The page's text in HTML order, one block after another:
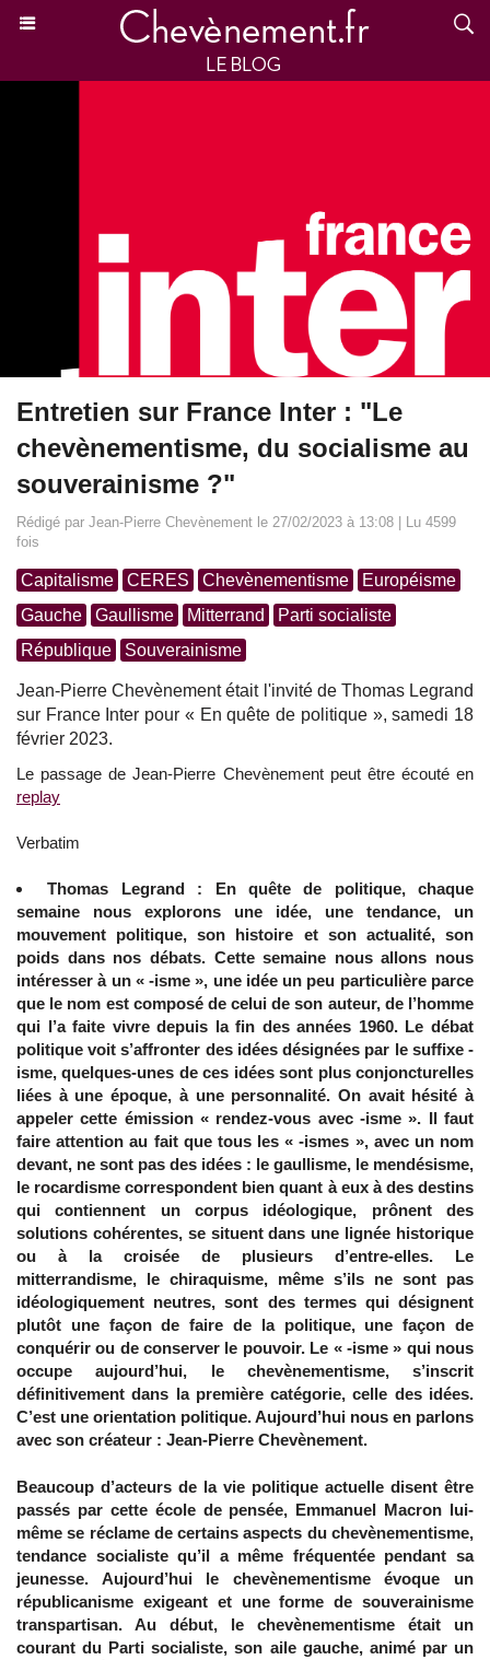
Entretien sur France Inter : "Le
chevènementisme, du socialisme au
souverainisme ?"
Rédigé par Jean-Pierre Chevènement le 27/02/2023 à 13:08 | Lu 4599
fois
Capitalisme CERES Chevènementisme
Européisme
Gauche
Gaullisme Mitterrand
Parti socialiste
République
Souverainisme
Jean-Pierre Chevènement était l'invité de Thomas Legrand
sur France Inter pour « En quête de politique », samedi 18
février 2023.
Le passage de Jean-Pierre Chevènement peut être écouté en
replay
Verbatim
Thomas Legrand : En quête de politique, chaque
semaine nous explorons une idée, une tendance, un
mouvement politique, son histoire et son actualité, son
poids dans nos débats. Cette semaine nous allons nous
intéresser à un « -isme », une idée un peu particulière parce
que le nom est composé de celui de son auteur, de l’homme
qui l’a faite vivre depuis la fin des années 1960. Le débat
politique voit s’affronter des idées désignées par le suffixe -
isme, quelques-unes de ces idées sont plus conjoncturelles
liées à une époque, à une personnalité. On avait hésité à
appeler cette émission « rendez-vous avec -isme ». Il faut
faire attention au fait que tous les « -ismes », avec un nom
devant, ne sont pas des idées : le gaullisme, le mendésisme,
le rocardisme correspondent bien quant à eux à des destins
qui contiennent un corpus idéologique, prônent des
solutions cohérentes, se situent dans une lignée historique
ou à la croisée de plusieurs d’entre-elles. Le
mitterrandisme, le chiraquisme, même s’ils ne sont pas
idéologiquement neutres, sont des termes qui désignent
plutôt une façon de faire de la politique, une façon de
conquérir ou de conserver le pouvoir. Le « -isme » qui nous
occupe aujourd’hui, le chevènementisme, s’inscrit
définitivement dans la première catégorie, celle des idées.
C’est une orientation politique. Aujourd’hui nous en parlons
avec son créateur : Jean-Pierre Chevènement.
Beaucoup d’acteurs de la vie politique actuelle disent être
passés par cette école de pensée, Emmanuel Macron lui-
même se réclame de certains aspects du chevènementisme,
tendance socialiste qu’il a même fréquentée pendant sa
jeunesse. Aujourd’hui le chevènementisme évoque un
républicanisme exigeant et une forme de souverainisme
transpartisan. Au début, le chevènementisme était un
courant du Parti socialiste, son aile gauche, animé par un